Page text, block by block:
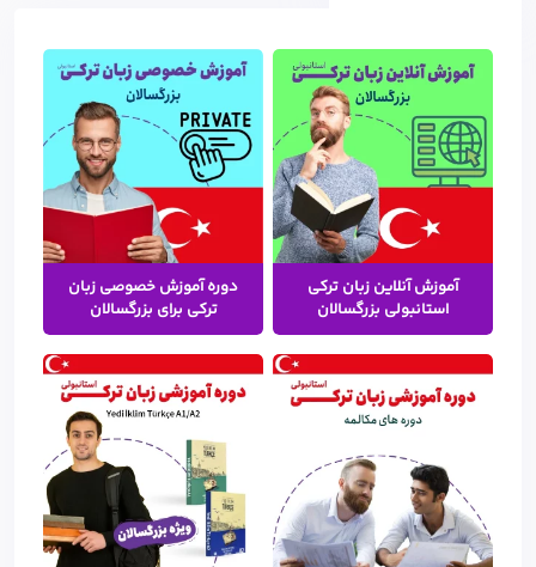
آموزش آنلاین زبان ترکی
استانبولی بزرگسالان
دوره آموزش خصوصی زبان
ترکی برای بزرگسالان